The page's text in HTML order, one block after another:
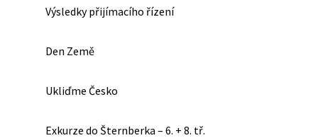
Výsledky přijímacího řízení
Den Země
Ukliďme Česko
Exkurze do Šternberka – 6. + 8. tř.